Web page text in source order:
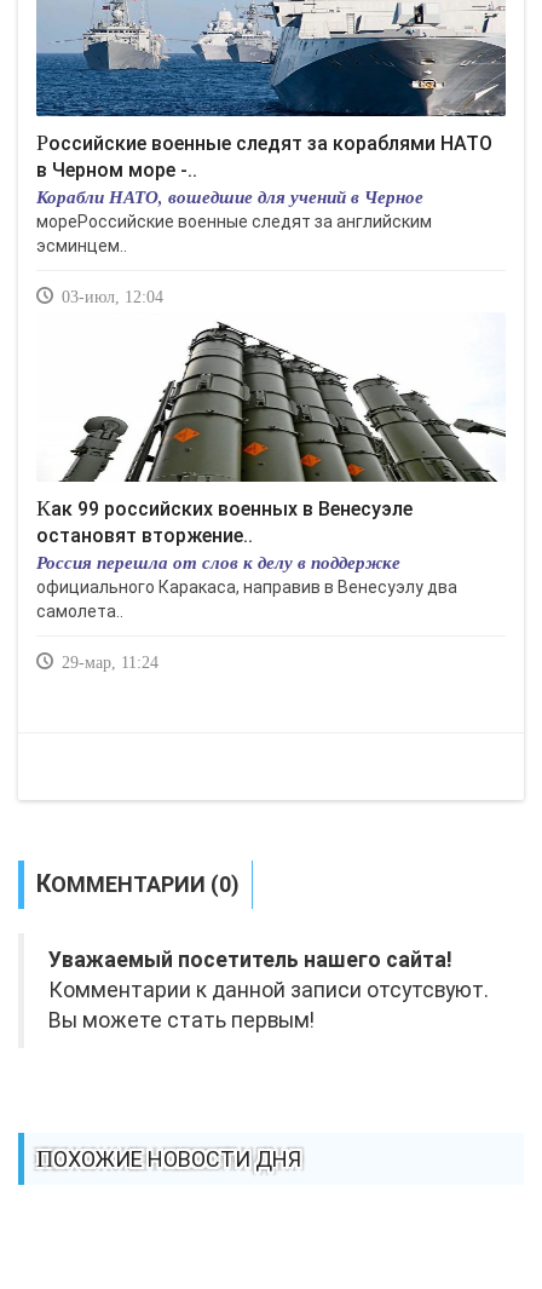
Российские военные следят за кораблями НАТО
в Черном море -..
Корабли НАТО, вошедшие для учений в Черное
мореРоссийские военные следят за английским
эсминцем..
03-июл, 12:04
Как 99 российских военных в Венесуэле
остановят вторжение..
Россия перешла от слов к делу в поддержке
официального Каракаса, направив в Венесуэлу два
самолета..
29-мар, 11:24
КОММЕНТАРИИ (0)
Уважаемый посетитель нашего сайта!
Комментарии к данной записи отсутсвуют.
Вы можете стать первым!
ПОХОЖИЕ НОВОСТИ ДНЯ